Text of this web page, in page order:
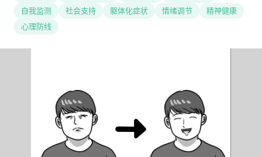
自我监测
社会支持 躯体化症状 情绪调节
精神健康
心理防线